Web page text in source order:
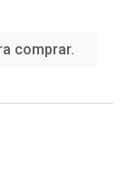
comprar.